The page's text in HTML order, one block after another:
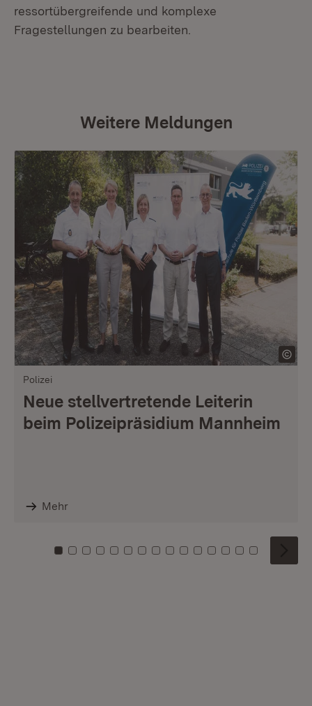
ressortübergreifende und komplexe
Fragestellungen zu bearbeiten.
Weitere Meldungen
Polizei
Neue stellvertretende Leiterin
beim Polizeipräsidium Mannheim
Mehr
Zu Kachel: 0
Zu Kachel: 1
Zu Kachel: 2
Zu Kachel: 3
Zu Kachel: 4
Zu Kachel: 5
Zu Kachel: 6
Zu Kachel: 7
Zu Kachel: 8
Zu Kachel: 9
Zu Kachel: 10
Zu Kachel: 11
Zu Kachel: 12
Zu Kachel:
Zu